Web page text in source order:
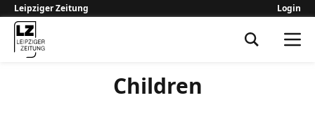
Leipziger Zeitung Login
Children